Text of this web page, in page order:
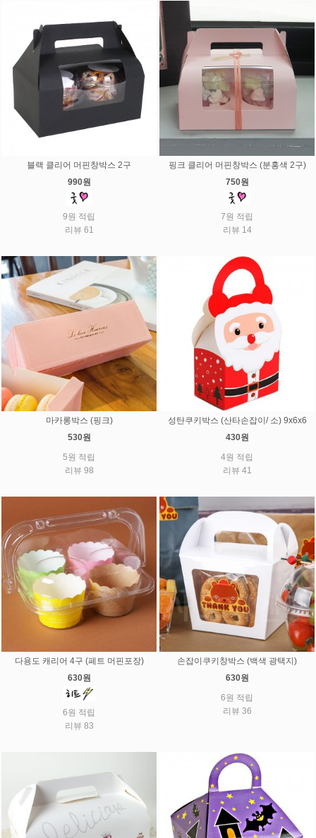
블랙 클리어 머핀창박스 2구
990원
9원 적립
리뷰 61
핑크 클리어 머핀창박스 (분홍색 2구)
750원
7원 적립
리뷰 14
마카롱박스 (핑크)
530원
5원 적립
리뷰 98
성탄쿠키박스 (산타손잡이/ 소) 9x6x6
430원
4원 적립
리뷰 41
다용도 캐리어 4구 (페트 머핀포장)
630원
6원 적립
리뷰 83
손잡이쿠키창박스 (백색 광택지)
630원
6원 적립
리뷰 36